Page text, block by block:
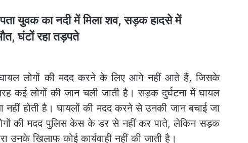
घायल लोगों की मदद करने के लिए आगे नहीं आते हैं, जिसके
कई लोगों की जान चली जाती है। सड़क दुर्घटना में घायल
होती है। घायलों की मदद करने से उनकी जान बचाई जा
की मदद पुलिस केस के डर से नहीं कर पाते, लेकिन सड़क
उनके खिलाफ कोई कार्यवाही नहीं की जाती है।